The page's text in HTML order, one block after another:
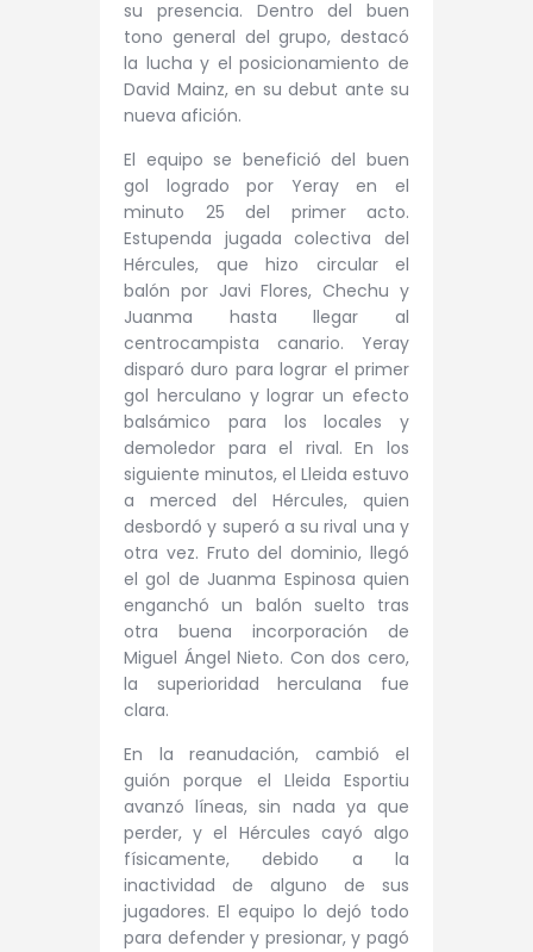
su presencia. Dentro del buen
tono general del grupo, destacó
la lucha y el posicionamiento de
David Mainz, en su debut ante su
nueva afición.
El equipo se benefició del buen
gol logrado por Yeray en el
minuto 25 del primer acto.
Estupenda jugada colectiva del
Hércules, que hizo circular el
balón por Javi Flores, Chechu y
Juanma hasta llegar al
centrocampista canario. Yeray
disparó duro para lograr el primer
gol herculano y lograr un efecto
balsámico para los locales y
demoledor para el rival. En los
siguiente minutos, el Lleida estuvo
a merced del Hércules, quien
desbordó y superó a su rival una y
otra vez. Fruto del dominio, llegó
el gol de Juanma Espinosa quien
enganchó un balón suelto tras
otra buena incorporación de
Miguel Ángel Nieto. Con dos cero,
la superioridad herculana fue
clara.
En la reanudación, cambió el
guión porque el Lleida Esportiu
avanzó líneas, sin nada ya que
perder, y el Hércules cayó algo
físicamente, debido a la
inactividad de alguno de sus
jugadores. El equipo lo dejó todo
para defender y presionar, y pagó